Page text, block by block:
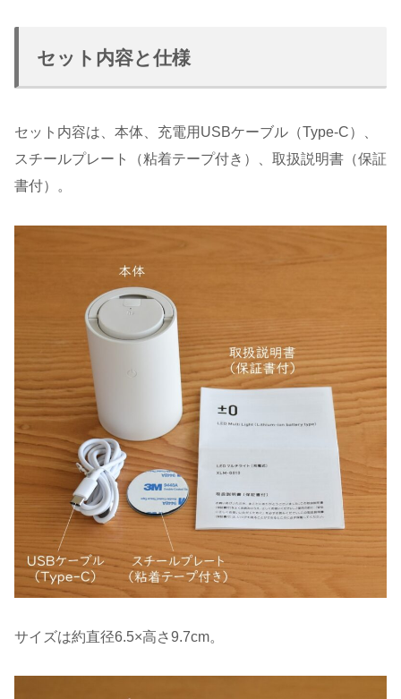
セット内容と仕様
セット内容は、本体、充電用USBケーブル（Type-C）、
スチールプレート（粘着テープ付き）、取扱説明書（保証
書付）。
サイズは約直径6.5×高さ9.7cm。